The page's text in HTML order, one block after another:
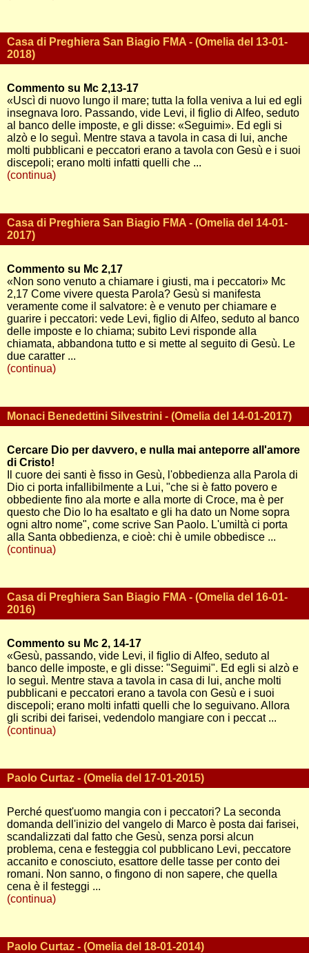
Casa di Preghiera San Biagio FMA - (Omelia del 13-01-
2018)
Commento su Mc 2,13-17
«Uscì di nuovo lungo il mare; tutta la folla veniva a lui ed egli
insegnava loro. Passando, vide Levi, il figlio di Alfeo, seduto
al banco delle imposte, e gli disse: «Seguimi». Ed egli si
alzò e lo seguì. Mentre stava a tavola in casa di lui, anche
molti pubblicani e peccatori erano a tavola con Gesù e i suoi
discepoli; erano molti infatti quelli che ...
(continua)
Casa di Preghiera San Biagio FMA - (Omelia del 14-01-
2017)
Commento su Mc 2,17
«Non sono venuto a chiamare i giusti, ma i peccatori» Mc
2,17 Come vivere questa Parola? Gesù si manifesta
veramente come il salvatore: è e venuto per chiamare e
guarire i peccatori: vede Levi, figlio di Alfeo, seduto al banco
delle imposte e lo chiama; subito Levi risponde alla
chiamata, abbandona tutto e si mette al seguito di Gesù. Le
due caratter ...
(continua)
Monaci Benedettini Silvestrini - (Omelia del 14-01-2017)
Cercare Dio per davvero, e nulla mai anteporre all'amore
di Cristo!
Il cuore dei santi è fisso in Gesù, l'obbedienza alla Parola di
Dio ci porta infallibilmente a Lui, "che si è fatto povero e
obbediente fino ala morte e alla morte di Croce, ma è per
questo che Dio lo ha esaltato e gli ha dato un Nome sopra
ogni altro nome", come scrive San Paolo. L'umiltà ci porta
alla Santa obbedienza, e cioè: chi è umile obbedisce ...
(continua)
Casa di Preghiera San Biagio FMA - (Omelia del 16-01-
2016)
Commento su Mc 2, 14-17
«Gesù, passando, vide Levi, il figlio di Alfeo, seduto al
banco delle imposte, e gli disse: "Seguimi". Ed egli si alzò e
lo seguì. Mentre stava a tavola in casa di lui, anche molti
pubblicani e peccatori erano a tavola con Gesù e i suoi
discepoli; erano molti infatti quelli che lo seguivano. Allora
gli scribi dei farisei, vedendolo mangiare con i peccat ...
(continua)
Paolo Curtaz - (Omelia del 17-01-2015)
Perché quest'uomo mangia con i peccatori? La seconda
domanda dell'inizio del vangelo di Marco è posta dai farisei,
scandalizzati dal fatto che Gesù, senza porsi alcun
problema, cena e festeggia col pubblicano Levi, peccatore
accanito e conosciuto, esattore delle tasse per conto dei
romani. Non sanno, o fingono di non sapere, che quella
cena è il festeggi ...
(continua)
Paolo Curtaz - (Omelia del 18-01-2014)